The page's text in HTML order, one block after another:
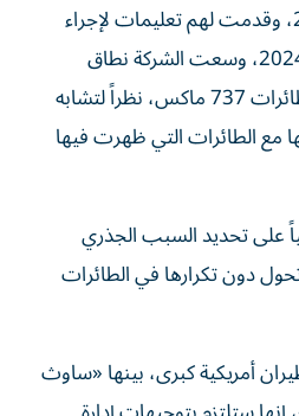
السابق بالمشكلة عام 2019، وقدمت لهم تعليمات لإجراء
الفحوص اللازمة. وفي عام 2024، وسعت الشركة نطاق
عمليات التفتيش ليشمل طائرات 737 ماكس، نظراً لتشابه
الطائرات التي ظهرت فيها
على تحديد السبب الجذري
دون تكرارها في الطائرات
أمريكية كبرى، بينها «ساوث